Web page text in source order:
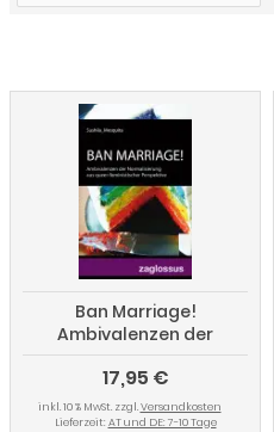
Ban Marriage!
Ambivalenzen der
Normalisierung aus
queer-feministischer
Perspektive
17,95 €
inkl. 10 % MwSt. zzgl.Versandkosten
Lieferzeit: AT und DE: 7-10 Tage